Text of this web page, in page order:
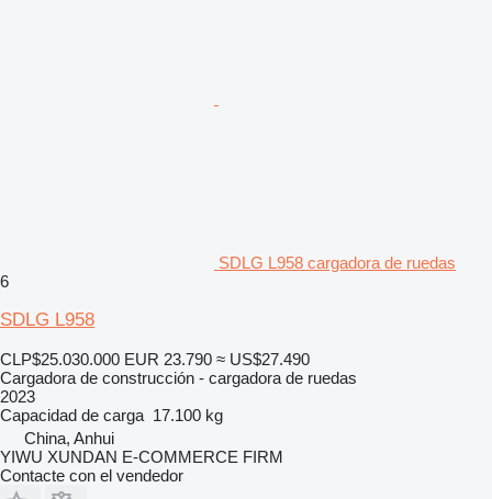
SDLG L958 cargadora de ruedas
6
SDLG L958
CLP$25.030.000 EUR 23.790 ≈ US$27.490
Cargadora de construcción - cargadora de ruedas
2023
Capacidad de carga 17.100 kg
China, Anhui
YIWU XUNDAN E-COMMERCE FIRM
Contacte con el vendedor